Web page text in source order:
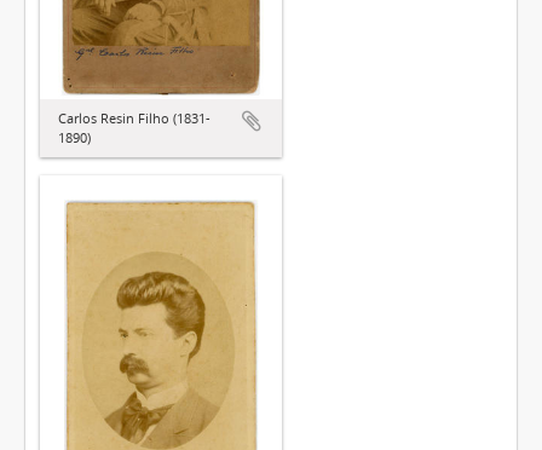
Carlos Resin Filho (1831-
1890)